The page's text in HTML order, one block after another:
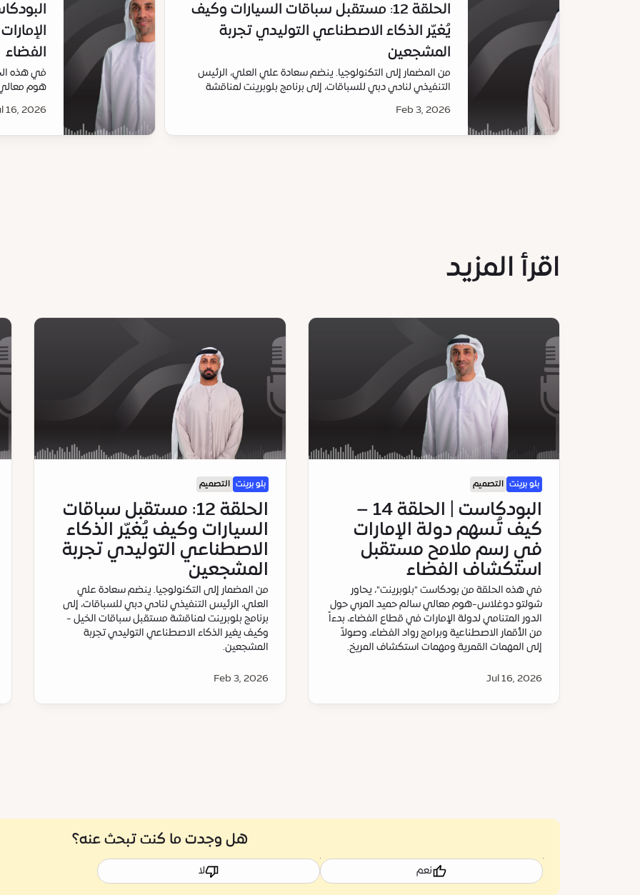
الحلقة 12: مستقبل سباقات السيارات وكيف
يُغيّر الذكاء الاصطناعي التوليدي تجربة
المشجعين
من المضمار إلى التكنولوجيا. ينضم سعادة علي العلي، الرئيس
التنفيذي لنادي دبي للسباقات، إلى برنامج بلوبرينت لمناقشة
تجربة المشجعين.
Feb 3, 2026
الفضاء
في هذه
هوم معالي
وصولاً إلى
16, 2026
بلو برينت التصميم
البودكاست | الحلقة 14 –
كيف تُسهم دولة الإمارات
في رسم ملامح مستقبل
استكشاف الفضاء
في هذه الحلقة من بودكاست "بلوبرينت"، يحاور
شولتو دوغلاس-هوم معالي سالم حميد المري حول
الدور المتنامي لدولة الإمارات في قطاع الفضاء، بدءاً
من الأقمار الاصطناعية وبرامج رواد الفضاء، وصولاً
إلى المهمات القمرية ومهمات استكشاف المريخ.
Jul 16, 2026
بلو برينت التصميم
الحلقة 12: مستقبل سباقات
السيارات وكيف يُغيّر الذكاء
الاصطناعي التوليدي تجربة
المشجعين
من المضمار إلى التكنولوجيا. ينضم سعادة علي
العلي، الرئيس التنفيذي لنادي دبي للسباقات، إلى
برنامج بلوبرينت لمناقشة مستقبل سباقات الخيل -
وكيف يغير الذكاء الاصطناعي التوليدي تجربة
المشجعين.
Feb 3, 2026
اقرأ المزيد
هل وجدت ما كنت تبحث عنه؟
نعم لا